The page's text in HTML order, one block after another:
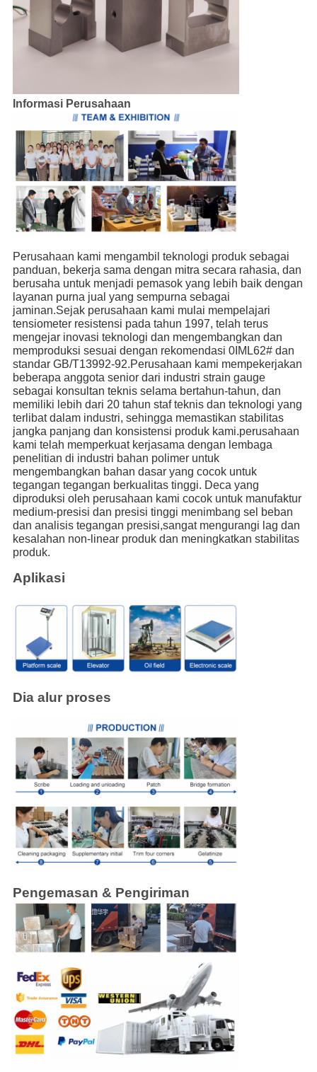
Informasi Perusahaan
Perusahaan kami mengambil teknologi produk sebagai
panduan, bekerja sama dengan mitra secara rahasia, dan
berusaha untuk menjadi pemasok yang lebih baik dengan
layanan purna jual yang sempurna sebagai
jaminan.Sejak perusahaan kami mulai mempelajari
tensiometer resistensi pada tahun 1997, telah terus
mengejar inovasi teknologi dan mengembangkan dan
memproduksi sesuai dengan rekomendasi 0IML62# dan
standar GB/T13992-92.Perusahaan kami mempekerjakan
beberapa anggota senior dari industri strain gauge
sebagai konsultan teknis selama bertahun-tahun, dan
memiliki lebih dari 20 tahun staf teknis dan teknologi yang
terlibat dalam industri, sehingga memastikan stabilitas
jangka panjang dan konsistensi produk kami.perusahaan
kami telah memperkuat kerjasama dengan lembaga
penelitian di industri bahan polimer untuk
mengembangkan bahan dasar yang cocok untuk
tegangan tegangan berkualitas tinggi. Deca yang
diproduksi oleh perusahaan kami cocok untuk manufaktur
medium-presisi dan presisi tinggi menimbang sel beban
dan analisis tegangan presisi,sangat mengurangi lag dan
kesalahan non-linear produk dan meningkatkan stabilitas
produk.
Aplikasi
Dia alur proses
Pengemasan & Pengiriman